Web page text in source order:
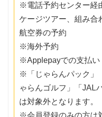
※電話予約センター経
ケージツアー、組み合
航空券の予約
※海外予約
※Applepayでの支払い
※「じゃらんパック」
ゃらんゴルフ」「JAL
は対象外となります。
※会員登録のみの方は